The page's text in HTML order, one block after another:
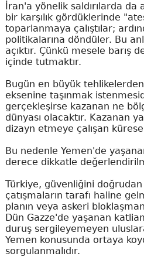
İran'a yönelik saldırılarda da
bir karşılık gördüklerinde
toparlanmaya çalıştılar;
politikalarına döndüler. Bu
açıktır. Çünkü mesele barış
içinde tutmaktır.
Bugün en büyük
eksenine taşınmak
gerçekleşirse kazanan ne
dünyası olacaktır. Kazanan
dizayn etmeye çalışan
Bu nedenle Yemen'de
derece dikkatle
Türkiye, güvenliğini
çatışmaların tarafı haline
planın veya askeri
Dün Gazze'de yaşanan
duruş sergileyemeyen
Yemen konusunda ortaya
sorgulanmalıdır.